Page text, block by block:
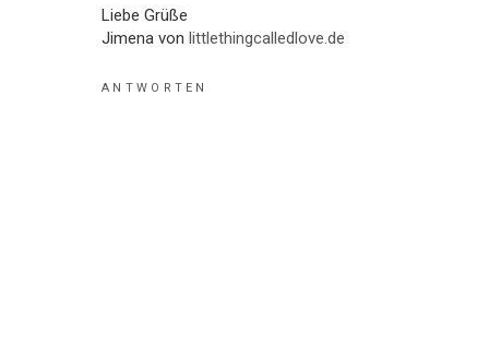
Liebe Grüße
Jimena von littlethingcalledlove.de
ANTWORTEN